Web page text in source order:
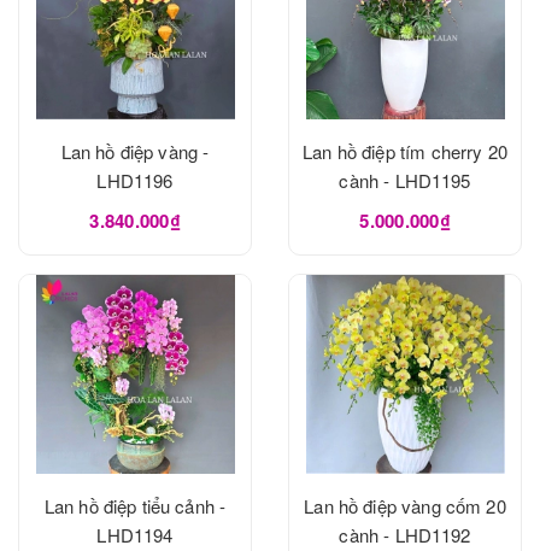
Lan hồ điệp vàng -
LHD1196
3.840.000₫
Lan hồ điệp tím cherry 20
cành - LHD1195
5.000.000₫
Lan hồ điệp tiểu cảnh -
LHD1194
Lan hồ điệp vàng cốm 20
cành - LHD1192